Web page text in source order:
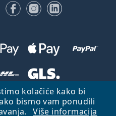
kolačiće kako bi
bismo vam ponudili
Više informacija
FacebookuInstagramu
LinkedIn
stranicu
Idi gore
tvrtke Lentiamo s.r.o., Češka